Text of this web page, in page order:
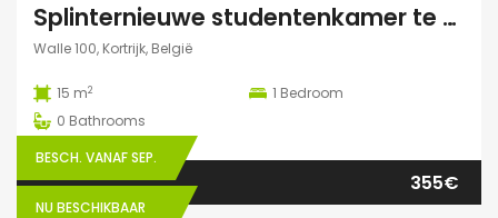
Splinternieuwe studentenkamer te huur in authentiek herenhuis
Walle 100, Kortrijk, België
15 m2 1 Bedroom
0 Bathrooms
BESCH. VANAF SEP.
NU BESCHIKBAAR
355€